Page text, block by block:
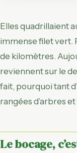
Elles quadrillaient
immense filet vert.
de kilomètres.
reviennent sur le
fait, pourquoi tant
rangées d’arbres et
Le bocage,